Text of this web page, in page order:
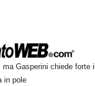
Gasperini chiede forte il
in pole